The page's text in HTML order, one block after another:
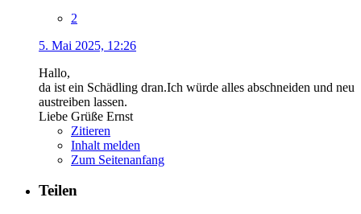
2
5. Mai 2025, 12:26
Hallo,
da ist ein Schädling dran.Ich würde alles abschneiden und neu
austreiben lassen.
Liebe Grüße Ernst
Zitieren
Inhalt melden
Zum Seitenanfang
Teilen